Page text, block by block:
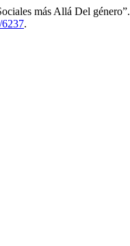
más Allá Del género”.
6237.